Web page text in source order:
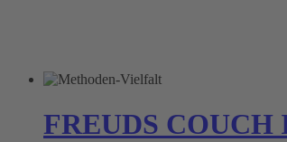
FREUDS COUCH